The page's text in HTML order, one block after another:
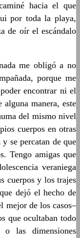
hacia el que
por toda la playa,
de oír el escándalo
me obligó a no
porque me
encontrar ni el
manera, este
del mismo nivel
cuerpos en otras
se percatan de que
Tengo amigas que
veraniega
cuerpos y los trajes
dejó el hecho de
mejor de los casos–
que ocultaban todo
las dimensiones